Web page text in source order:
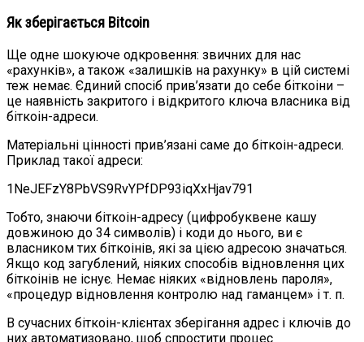
Як зберігається Bitcoin
Ще одне шокуюче одкровення: звичних для нас
«рахунків», а також «залишків на рахунку» в цій системі
теж немає. Єдиний спосіб прив’язати до себе біткоіни –
це наявність закритого і відкритого ключа власника від
біткоін-адреси.
Матеріальні цінності прив’язані саме до біткоін-адреси.
Приклад такої адреси:
1NeJEFzY8PbVS9RvYPfDP93iqXxHjav791
Тобто, знаючи біткоін-адресу (цифробуквене кашу
довжиною до 34 символів) і коди до нього, ви є
власником тих біткоінів, які за цією адресою значаться.
Якщо код загублений, ніяких способів відновлення цих
біткоінів не існує. Немає ніяких «відновлень пароля»,
«процедур відновлення контролю над гаманцем» і т. п.
В сучасних біткоін-клієнтах зберігання адрес і ключів до
них автоматизовано, щоб спростити процес